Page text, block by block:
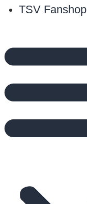
TSV Fanshop